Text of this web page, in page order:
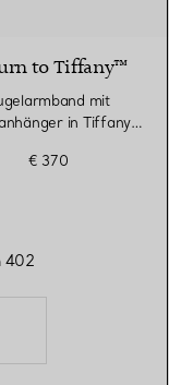
to Tiffany™
mit
in Tiffany
€ 370
402